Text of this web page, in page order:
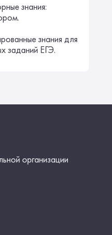
знания:
знания для
заданий ЕГЭ.
организации